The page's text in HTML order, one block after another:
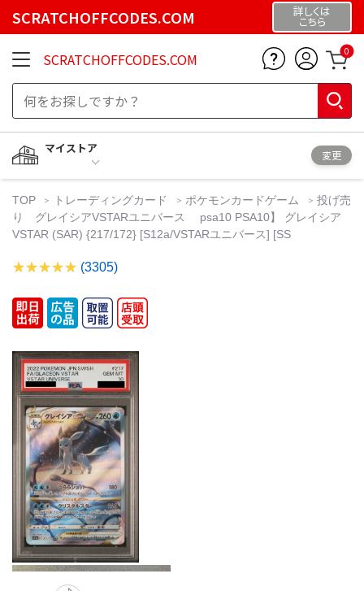
SCRATCHOFFCODES.COM 詳しくは
こちら
SCRATCHOFFCODES.COM 0
マイストア
変更
TOP トレーディングカード ポケモンカードゲーム
投げ売
り グレイシアVSTARユニバース psa10 PSA10】 グレイシア
VSTAR (SAR) {217/172} [S12a/VSTARユニバース] [SS
(3305)